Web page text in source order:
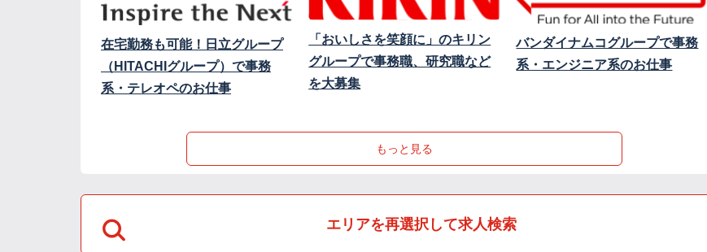
在宅勤務も可能！日立グループ
（HITACHIグループ）で事務
系・テレオペのお仕事
「おいしさを笑顔に」のキリン
グループで事務職、研究職など
を大募集
バンダイナムコグループで事務
系・エンジニア系のお仕事
もっと見る
エリアを再選択して求人検索